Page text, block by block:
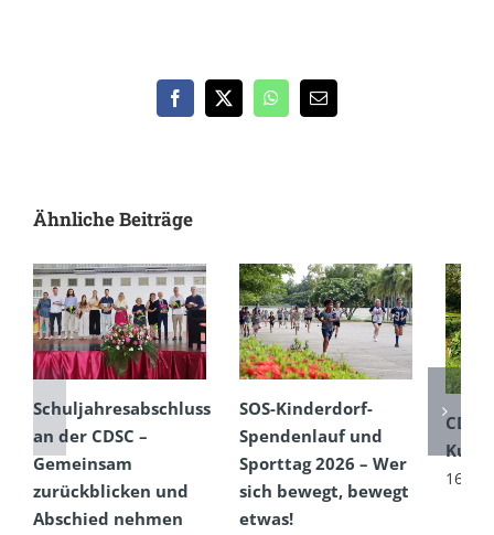
Facebook
X WhatsApp
E-
Ähnliche Beiträge
Schuljahresabschluss
an der CDSC –
Gemeinsam
zurückblicken und
Abschied nehmen
SOS-Kinderdorf-
Spendenlauf und
Sporttag 2026 – Wer
sich bewegt, bewegt
etwas!
CDSC
16.